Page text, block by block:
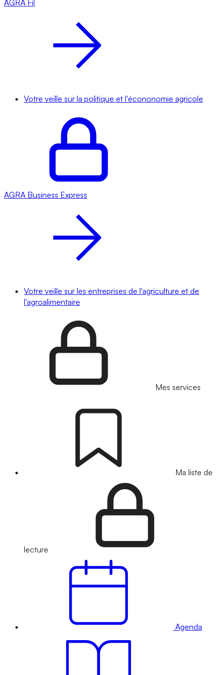
AGRA Fil
Votre veille sur la politique et l'écononomie agricole
AGRA Business Express
Votre veille sur les entreprises de l'agriculture et de
l'agroalimentaire
Mes services
Ma liste de
lecture
Agenda